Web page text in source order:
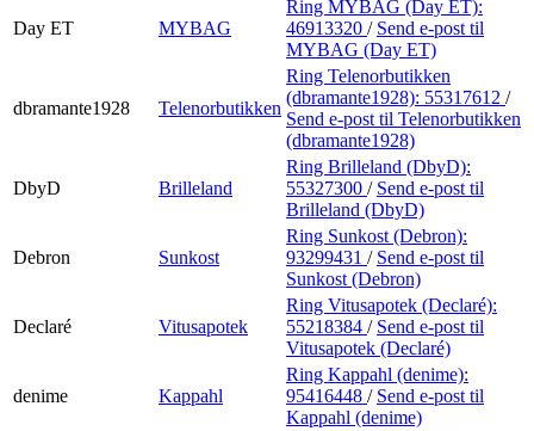
Day ET MYBAG
Ring MYBAG (Day ET):
46913320 / Send e-post til
MYBAG (Day ET)
dbramante1928 Telenorbutikken
Ring Telenorbutikken
(dbramante1928): 55317612 /
Send e-post til Telenorbutikken
(dbramante1928)
DbyD Brilleland
Ring Brilleland (DbyD):
55327300 / Send e-post til
Brilleland (DbyD)
Debron Sunkost
Ring Sunkost (Debron):
93299431 / Send e-post til
Sunkost (Debron)
Declaré Vitusapotek
Ring Vitusapotek (Declaré):
55218384 / Send e-post til
Vitusapotek (Declaré)
denime Kappahl
Ring Kappahl (denime):
95416448 / Send e-post til
Kappahl (denime)